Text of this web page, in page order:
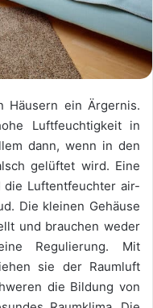
Häusern ein Ärgernis.
Luftfeuchtigkeit in
dann, wenn in den
gelüftet wird. Eine
Luftentfeuchter air-
Die kleinen Gehäuse
und brauchen weder
Regulierung. Mit
sie der Raumluft
die Bildung von